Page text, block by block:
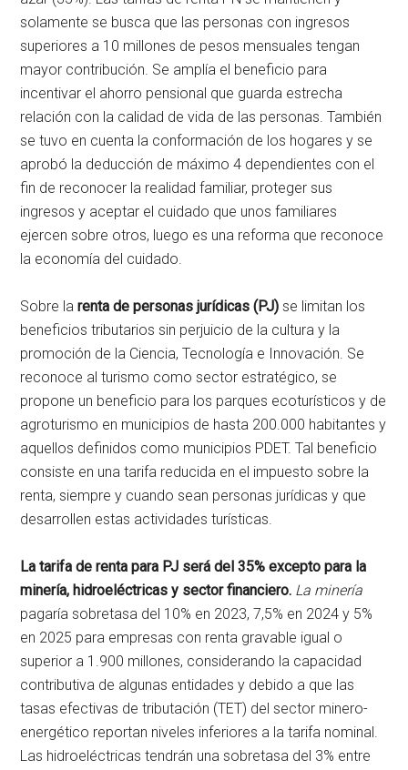
solamente se busca que las personas con ingresos
superiores a 10 millones de pesos mensuales tengan
mayor contribución. Se amplía el beneficio para
incentivar el ahorro pensional que guarda estrecha
relación con la calidad de vida de las personas. También
se tuvo en cuenta la conformación de los hogares y se
aprobó la deducción de máximo 4 dependientes con el
fin de reconocer la realidad familiar, proteger sus
ingresos y aceptar el cuidado que unos familiares
ejercen sobre otros, luego es una reforma que reconoce
la economía del cuidado.
Sobre larenta de personas jurídicas (PJ)se limitan los
beneficios tributarios sin perjuicio de la cultura y la
promoción de la Ciencia, Tecnología e Innovación. Se
reconoce al turismo como sector estratégico, se
propone un beneficio para los parques ecoturísticos y de
agroturismo en municipios de hasta 200.000 habitantes y
aquellos definidos como municipios PDET. Tal beneficio
consiste en una tarifa reducida en el impuesto sobre la
renta, siempre y cuando sean personas jurídicas y que
desarrollen estas actividades turísticas.
La tarifa de renta para PJ será del 35% excepto para la
minería, hidroeléctricas y sector financiero. La minería
pagaría sobretasa del 10% en 2023, 7,5% en 2024 y 5%
en 2025 para empresas con renta gravable igual o
superior a 1.900 millones, considerando la capacidad
contributiva de algunas entidades y debido a que las
tasas efectivas de tributación (TET) del sector minero-
energético reportan niveles inferiores a la tarifa nominal.
Las hidroeléctricas tendrán una sobretasa del 3% entre